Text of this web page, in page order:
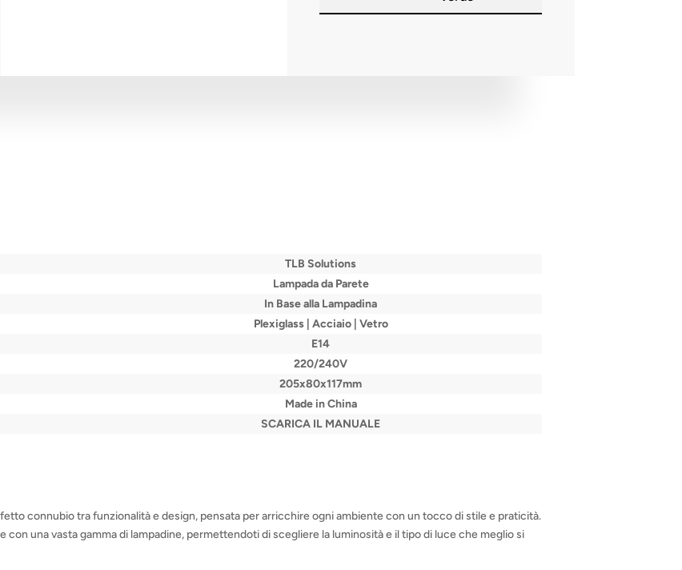
TLB Solutions
Lampada da Parete
In Base alla Lampadina
Plexiglass | Acciaio | Vetro
E14
220/240V
205x80x117mm
Made in China
SCARICA IL MANUALE
connubio tra funzionalità e design, pensata per arricchire ogni ambiente con un tocco di stile e praticità.
con una vasta gamma di lampadine, permettendoti di scegliere la luminosità e il tipo di luce che meglio si